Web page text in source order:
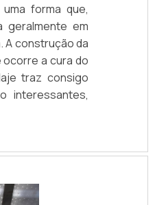
forma que,
geralmente em
A construção da
ocorre a cura do
traz consigo
interessantes,